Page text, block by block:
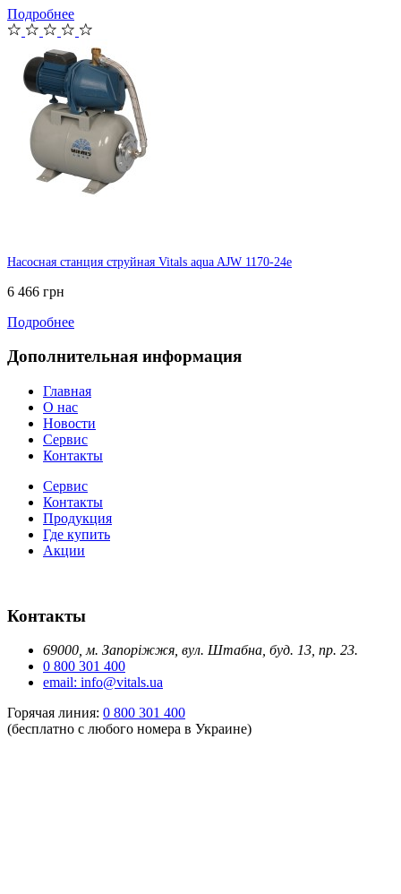
Подробнее
Насосная станция струйная Vitals aqua AJW 1170-24e
6 466 грн
Подробнее
Дополнительная информация
Главная
О нас
Новости
Сервис
Контакты
Сервис
Контакты
Продукция
Где купить
Акции
Контакты
69000, м. Запоріжжя, вул. Штабна, буд. 13, пр. 23.
0 800 301 400
email: info@vitals.ua
Горячая линия: 0 800 301 400
(бесплатно с любого номера в Украине)